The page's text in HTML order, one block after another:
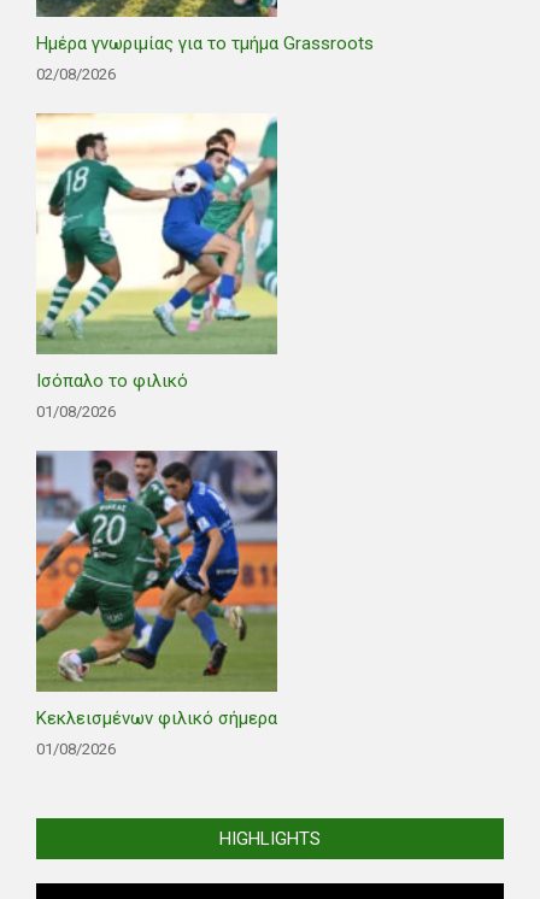
Ημέρα γνωριμίας για το τμήμα Grassroots
02/08/2026
Ισόπαλο το φιλικό
01/08/2026
Κεκλεισμένων φιλικό σήμερα
01/08/2026
HIGHLIGHTS